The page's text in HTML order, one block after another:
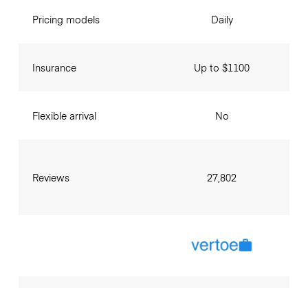
Pricing models
Insurance
Flexible arrival
Reviews
Daily
Up to $1100
No
27,802